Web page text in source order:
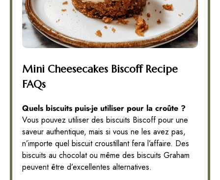
Mini Cheesecakes Biscoff Recipe
FAQs
Quels biscuits puis-je utiliser pour la croûte ?
Vous pouvez utiliser des biscuits Biscoff pour une
saveur authentique, mais si vous ne les avez pas,
n’importe quel biscuit croustillant fera l’affaire. Des
biscuits au chocolat ou même des biscuits Graham
peuvent être d’excellentes alternatives.